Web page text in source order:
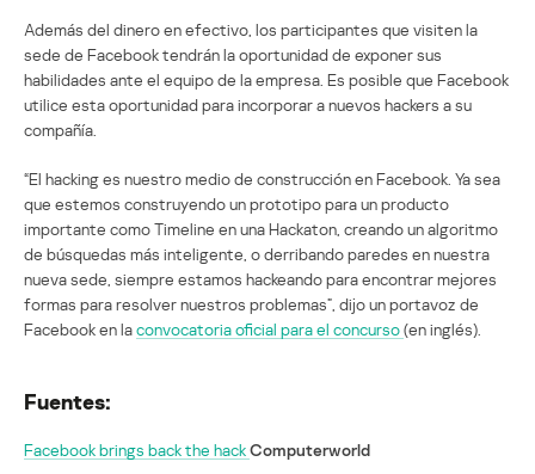
Además del dinero en efectivo, los participantes que visiten la
sede de Facebook tendrán la oportunidad de exponer sus
habilidades ante el equipo de la empresa. Es posible que Facebook
utilice esta oportunidad para incorporar a nuevos hackers a su
compañía.
“El hacking es nuestro medio de construcción en Facebook. Ya sea
que estemos construyendo un prototipo para un producto
importante como Timeline en una Hackaton, creando un algoritmo
de búsquedas más inteligente, o derribando paredes en nuestra
nueva sede, siempre estamos hackeando para encontrar mejores
formas para resolver nuestros problemas”, dijo un portavoz de
Facebook en laconvocatoria oficial para el concurso(en inglés).
Fuentes:
Facebook brings back the hackComputerworld